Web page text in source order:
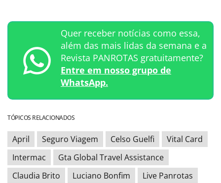
Quer receber notícias como essa,
além das mais lidas da semana e a
Revista PANROTAS gratuitamente?
Entre em nosso grupo de
WhatsApp.
TÓPICOS RELACIONADOS
April Seguro Viagem Celso Guelfi
Vital Card
Intermac
Gta Global Travel Assistance
Claudia Brito
Luciano Bonfim
Live Panrotas